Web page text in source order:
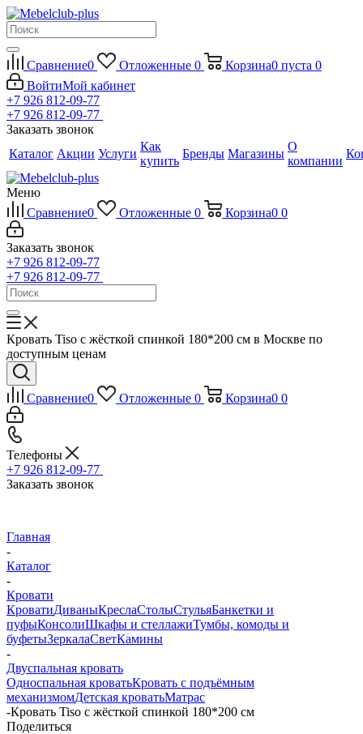
Сравнение0 Отложенные 0 Корзина0 пуста 0
ВойтиМой кабинет
+7 926 812-09-77
+7 926 812-09-77
Заказать звонок
Каталог Акции Услуги
Как
купить
Бренды Магазины
О
компании
Меню
Сравнение0 Отложенные 0 Корзина0 0
Заказать звонок
+7 926 812-09-77
+7 926 812-09-77
Кровать Tiso с жёсткой спинкой 180*200 см в Москве по
доступным ценам
Сравнение0 Отложенные 0 Корзина0 0
Телефоны
+7 926 812-09-77
Заказать звонок
Главная
-
Каталог
-
Кровати
КроватиДиваныКреслаСтолыСтульяБанкетки и
пуфыКонсолиШкафы и стеллажиТумбы, комоды и
буфетыЗеркалаСветКамины
-
Двуспальная кровать
Односпальная кроватьКровать с подъёмным
механизмомДетская кроватьМатрас
-Кровать Tiso с жёсткой спинкой 180*200 см
Поделиться